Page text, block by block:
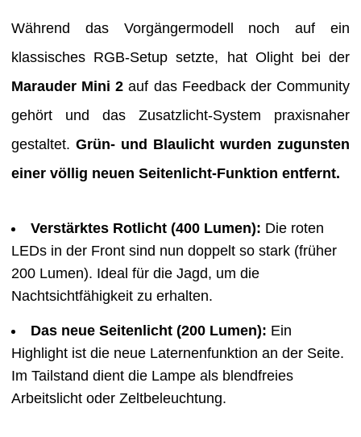
Während das Vorgängermodell noch auf ein
klassisches RGB-Setup setzte, hat Olight bei der
Marauder Mini 2 auf das Feedback der Community
gehört und das Zusatzlicht-System praxisnaher
gestaltet.Grün- und Blaulicht wurden zugunsten
einer völlig neuen Seitenlicht-Funktion entfernt.
Verstärktes Rotlicht (400 Lumen): Die roten
LEDs in der Front sind nun doppelt so stark (früher
200 Lumen). Ideal für die Jagd, um die
Nachtsichtfähigkeit zu erhalten.
Das neue Seitenlicht (200 Lumen): Ein
Highlight ist die neue Laternenfunktion an der Seite.
Im Tailstand dient die Lampe als blendfreies
Arbeitslicht oder Zeltbeleuchtung.